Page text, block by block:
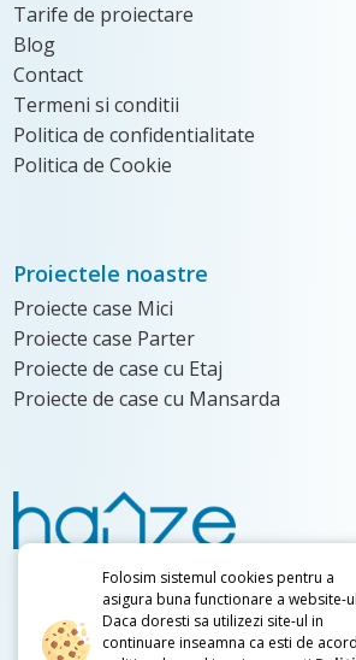
Tarife de proiectare
Blog
Contact
Termeni si conditii
Politica de confidentialitate
Politica de Cookie
Proiectele noastre
Proiecte case Mici
Proiecte case Parter
Proiecte de case cu Etaj
Proiecte de case cu Mansarda
0736.480.048
0728.873.254
Folosim sistemul cookies pentru a
asigura buna functionare a website-
Daca doresti sa utilizezi site-ul in
continuare inseamna ca esti de